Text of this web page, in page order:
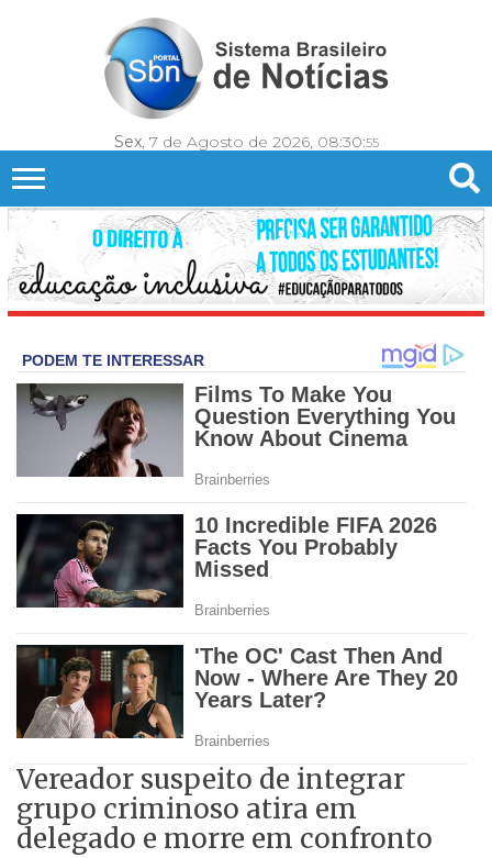
Sex, 7 de Agosto de 2026, 08:30:57
Vereador suspeito de integrar
grupo criminoso atira em
delegado e morre em confronto